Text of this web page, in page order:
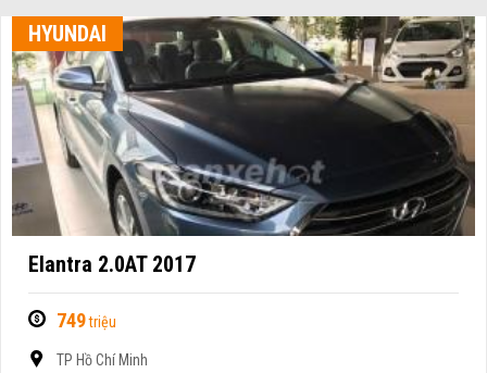
HYUNDAI
Elantra 2.0AT 2017
749triệu
TP Hồ Chí Minh